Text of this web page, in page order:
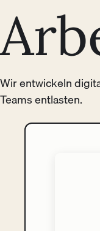
Wir entwickeln
Teams entlasten.